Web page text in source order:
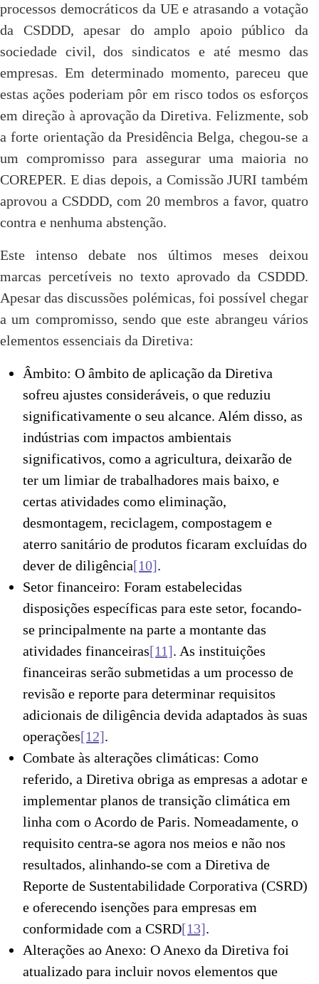
processos democráticos da UE e atrasando a votação
da CSDDD, apesar do amplo apoio público da
sociedade civil, dos sindicatos e até mesmo das
empresas. Em determinado momento, pareceu que
estas ações poderiam pôr em risco todos os esforços
em direção à aprovação da Diretiva. Felizmente, sob
a forte orientação da Presidência Belga, chegou-se a
um compromisso para assegurar uma maioria no
COREPER. E dias depois, a Comissão JURI também
aprovou a CSDDD, com 20 membros a favor, quatro
contra e nenhuma abstenção.
Este intenso debate nos últimos meses deixou
marcas percetíveis no texto aprovado da CSDDD.
Apesar das discussões polémicas, foi possível chegar
a um compromisso, sendo que este abrangeu vários
elementos essenciais da Diretiva:
Âmbito: O âmbito de aplicação da Diretiva
sofreu ajustes consideráveis, o que reduziu
significativamente o seu alcance. Além disso, as
indústrias com impactos ambientais
significativos, como a agricultura, deixarão de
ter um limiar de trabalhadores mais baixo, e
certas atividades como eliminação,
desmontagem, reciclagem, compostagem e
aterro sanitário de produtos ficaram excluídas do
dever de diligência[10].
Setor financeiro: Foram estabelecidas
disposições específicas para este setor, focando-
se principalmente na parte a montante das
atividades financeiras[11]. As instituições
financeiras serão submetidas a um processo de
revisão e reporte para determinar requisitos
adicionais de diligência devida adaptados às suas
operações[12].
Combate às alterações climáticas: Como
referido, a Diretiva obriga as empresas a adotar e
implementar planos de transição climática em
linha com o Acordo de Paris. Nomeadamente, o
requisito centra-se agora nos meios e não nos
resultados, alinhando-se com a Diretiva de
Reporte de Sustentabilidade Corporativa (CSRD)
e oferecendo isenções para empresas em
conformidade com a CSRD[13].
Alterações ao Anexo: O Anexo da Diretiva foi
atualizado para incluir novos elementos que